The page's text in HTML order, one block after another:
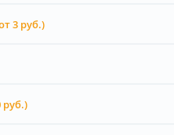
3 руб.)
руб.)